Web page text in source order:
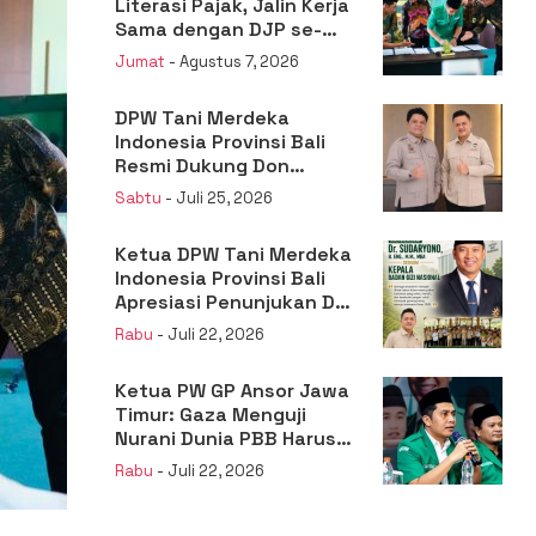
Literasi Pajak, Jalin Kerja
Sama dengan DJP se-
Jatim
Jumat - Agustus 7, 2026
DPW Tani Merdeka
Indonesia Provinsi Bali
Resmi Dukung Don
Muzakir Mengisi Jabatan
Wakil Menteri Pertanian
Sabtu - Juli 25, 2026
Ketua DPW Tani Merdeka
Indonesia Provinsi Bali
Apresiasi Penunjukan Dr.
Sudaryono sebagai
Kepala Badan Gizi
Rabu - Juli 22, 2026
Ketua PW GP Ansor Jawa
Timur: Gaza Menguji
Nurani Dunia PBB Harus
Reformasi Total atau
Kehilangan Legitimasi
Rabu - Juli 22, 2026